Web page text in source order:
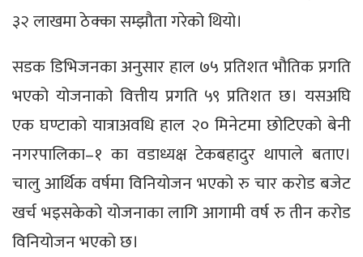
३२ लाखमा ठेक्का सम्झौता गरेको थियो।
सडक डिभिजनका अनुसार हाल ७५ प्रतिशत भौतिक प्रगति
भएको योजनाको वित्तीय प्रगति ५९ प्रतिशत छ। यसअघि
एक घण्टाको यात्राअवधि हाल २० मिनेटमा छोटिएको बेनी
नगरपालिका–१ का वडाध्यक्ष टेकबहादुर थापाले बताए।
चालु आर्थिक वर्षमा विनियोजन भएको रु चार करोड बजेट
खर्च भइसकेको योजनाका लागि आगामी वर्ष रु तीन करोड
विनियोजन भएको छ।